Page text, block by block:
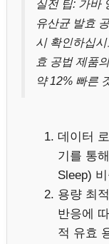
실전 팁: 가바
유산균 발효
시 확인하십
효 공법 제품
약 12% 빠른
데이터
기를 통
Sleep)
용량 최
반응에
적 유효